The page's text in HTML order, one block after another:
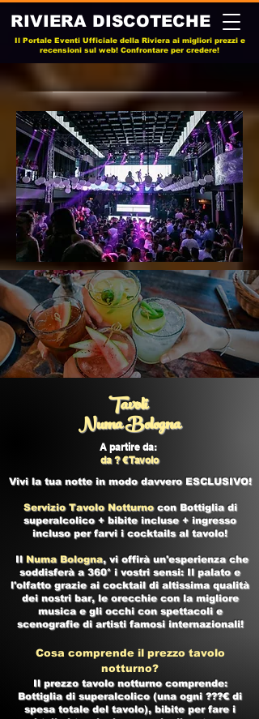
RIVIERA DISCOTECHE
Il Portale Eventi Ufficiale della Riviera ai migliori prezzi e
recensioni sul web! Confrontare per credere!
Tavoli
Numa Bologna
A partire da:
da ? € Tavolo
Vivi la tua notte in modo davvero ESCLUSIVO!
Servizio Tavolo Notturnocon Bottiglia di
superalcolico + bibite incluse + ingresso
incluso per farvi i cocktails al tavolo!
Il Numa Bologna, vi offirà un'esperienza che
soddisferà a 360° i vostri sensi: Il palato e
l'olfatto grazie ai cocktail di altissima qualità
dei nostri bar, le orecchie con la migliore
musica e gli occhi con spettacoli e
scenografie di artisti famosi internazionali!
Cosa comprende il prezzo tavolo
notturno?
Il prezzo tavolo notturno comprende:
Bottiglia di superalcolico (una ogni ???€ di
spesa totale del tavolo), bibite per fare i